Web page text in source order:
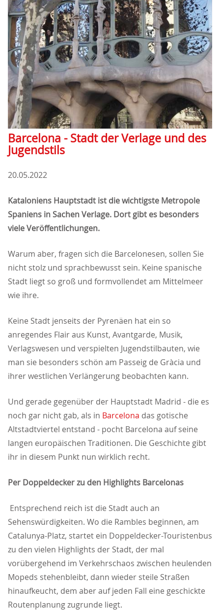
Barcelona - Stadt der Verlage und des
Jugendstils
20.05.2022
Kataloniens Hauptstadt ist die wichtigste Metropole
Spaniens in Sachen Verlage. Dort gibt es besonders
viele Veröffentlichungen.
Warum aber, fragen sich die Barcelonesen, sollen Sie
nicht stolz und sprachbewusst sein. Keine spanische
Stadt liegt so groß und formvollendet am Mittelmeer
wie ihre.
Keine Stadt jenseits der Pyrenäen hat ein so
anregendes Flair aus Kunst, Avantgarde, Musik,
Verlagswesen und verspielten Jugendstilbauten, wie
man sie besonders schön am Passeig de Gràcia und
ihrer westlichen Verlängerung beobachten kann.
Und gerade gegenüber der Hauptstadt Madrid - die es
noch gar nicht gab, als in Barcelona das gotische
Altstadtviertel entstand - pocht Barcelona auf seine
langen europäischen Traditionen. Die Geschichte gibt
ihr in diesem Punkt nun wirklich recht.
Per Doppeldecker zu den Highlights Barcelonas
Entsprechend reich ist die Stadt auch an
Sehenswürdigkeiten. Wo die Rambles beginnen, am
Catalunya-Platz, startet ein Doppeldecker-Touristenbus
zu den vielen Highlights der Stadt, der mal
vorübergehend im Verkehrschaos zwischen heulenden
Mopeds stehenbleibt, dann wieder steile Straßen
hinaufkeucht, dem aber auf jeden Fall eine geschickte
Routenplanung zugrunde liegt.